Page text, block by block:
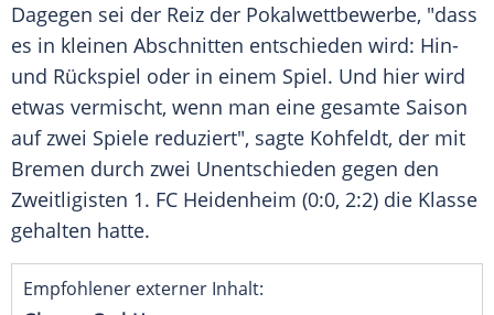
Dagegen sei der Reiz der Pokalwettbewerbe, "dass
es in kleinen Abschnitten entschieden wird: Hin-
und Rückspiel oder in einem Spiel. Und hier wird
etwas vermischt, wenn man eine gesamte Saison
auf zwei Spiele reduziert", sagte Kohfeldt, der mit
Bremen durch zwei Unentschieden gegen den
Zweitligisten 1. FC Heidenheim (0:0, 2:2) die Klasse
gehalten hatte.
Empfohlener externer Inhalt: